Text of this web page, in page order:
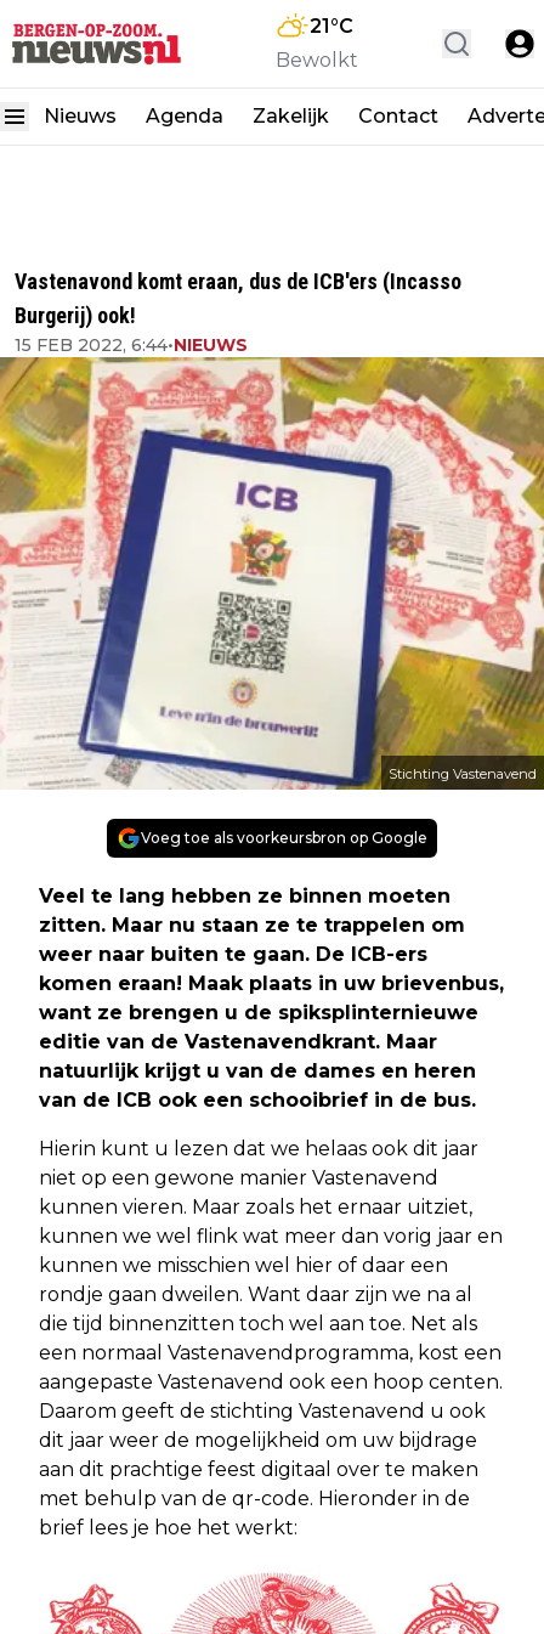
21°C
Bewolkt
Nieuws Agenda Zakelijk Contact
Vastenavond komt eraan, dus de ICB'ers (Incasso
Burgerij) ook!
15 FEB 2022, 6:44•NIEUWS
Stichting Vastenavend
Voeg toe als voorkeursbron op Google
Veel te lang hebben ze binnen moeten
zitten. Maar nu staan ze te trappelen om
weer naar buiten te gaan. De ICB-ers
komen eraan! Maak plaats in uw brievenbus,
want ze brengen u de spiksplinternieuwe
editie van de Vastenavendkrant. Maar
natuurlijk krijgt u van de dames en heren
van de ICB ook een schooibrief in de bus.
Hierin kunt u lezen dat we helaas ook dit jaar
niet op een gewone manier Vastenavend
kunnen vieren. Maar zoals het ernaar uitziet,
kunnen we wel flink wat meer dan vorig jaar en
kunnen we misschien wel hier of daar een
rondje gaan dweilen. Want daar zijn we na al
die tijd binnenzitten toch wel aan toe. Net als
een normaal Vastenavendprogramma, kost een
aangepaste Vastenavend ook een hoop centen.
Daarom geeft de stichting Vastenavend u ook
dit jaar weer de mogelijkheid om uw bijdrage
aan dit prachtige feest digitaal over te maken
met behulp van de qr-code. Hieronder in de
brief lees je hoe het werkt: